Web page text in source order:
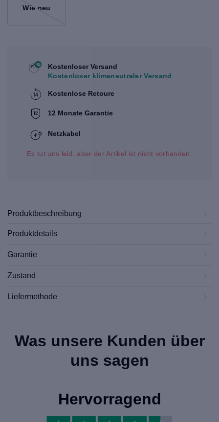
Wie neu
Kostenloser Versand
Kostenloser klimaneutraler Versand
Kostenlose Retoure
12 Monate Garantie
Netzkabel
Es tut uns leid, aber der Artikel ist nicht vorhanden.
Produktbeschreibung
Produktdetails
Garantie
Zustand
Liefermethode
Was unsere Kunden über
uns sagen
Hervorragend